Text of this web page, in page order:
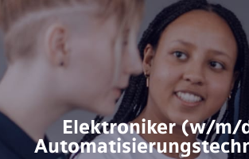
Elektroniker (w/m/